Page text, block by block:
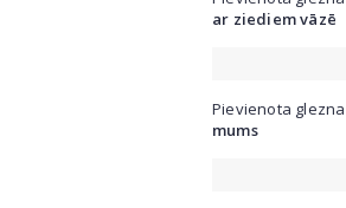
ar ziediem vāzē
Pievienota glezna
mums